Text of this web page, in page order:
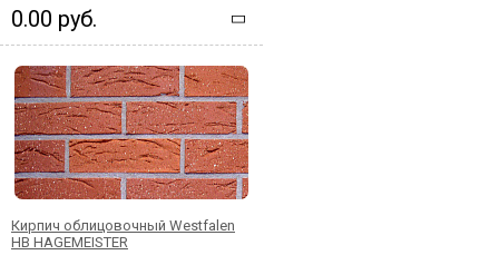
0.00 руб.
Кирпич облицовочный Westfalen
HB HAGEMEISTER